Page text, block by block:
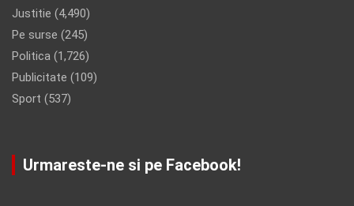
Justitie (4,490)
Pe surse (245)
Politica (1,726)
Publicitate (109)
Sport (537)
Urmareste-ne si pe Facebook!